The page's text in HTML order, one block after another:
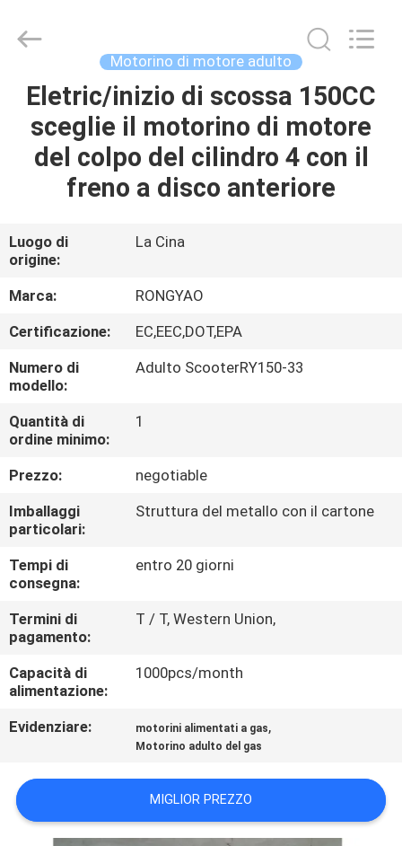
CASA
PRODOTTI
NOI
GIRO
DELLA
FABBRICA
CONTROLLO
DI
QUALITÀ
CONTATTICI
RICHIEDA
UNA
CITAZIONE
DEL
SITO
POLITICA
Rongyao
Vehicle
Reserved.
Motorino di motore adulto
Eletric/inizio di scossa 150CC
sceglie il motorino di motore
del colpo del cilindro 4 con il
freno a disco anteriore
Luogo di
origine:
La Cina
Marca:
RONGYAO
Certificazione:
EC,EEC,DOT,EPA
Numero di
modello:
Adulto ScooterRY150-33
Quantità di
ordine minimo:
1
Prezzo:
negotiable
Imballaggi
particolari:
Struttura del metallo con il cartone
Tempi di
consegna:
entro 20 giorni
Termini di
pagamento:
T / T, Western Union,
Capacità di
alimentazione:
1000pcs/month
Evidenziare: motorini alimentati a gas,
Motorino adulto del gas
MIGLIOR PREZZO